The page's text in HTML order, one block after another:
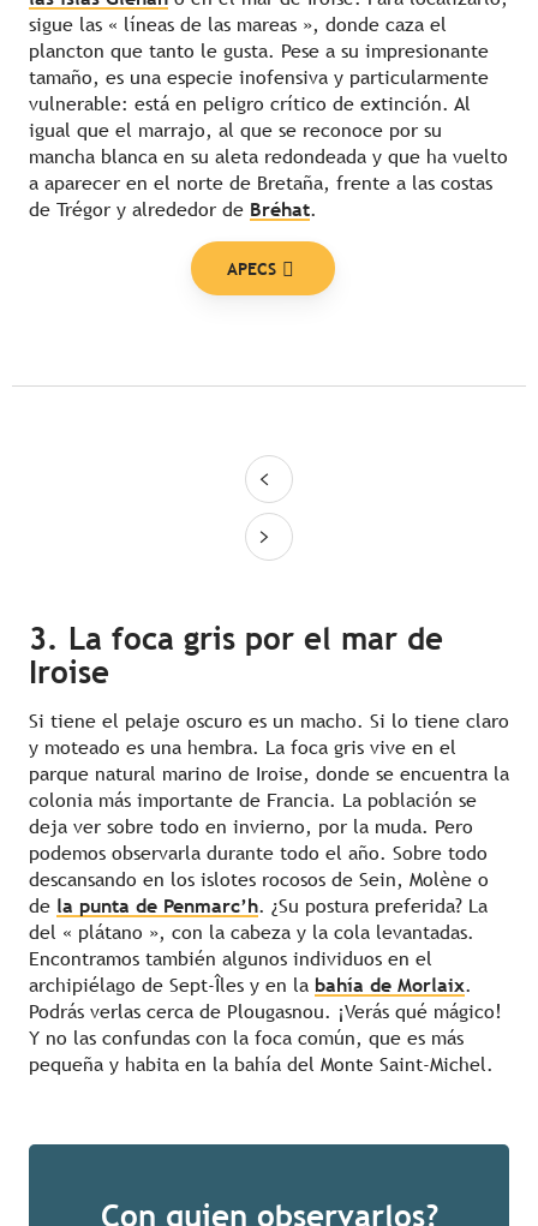
sigue las « líneas de las mareas », donde caza el
plancton que tanto le gusta. Pese a su impresionante
tamaño, es una especie inofensiva y particularmente
vulnerable: está en peligro crítico de extinción. Al
igual que el marrajo, al que se reconoce por su
mancha blanca en su aleta redondeada y que ha vuelto
a aparecer en el norte de Bretaña, frente a las costas
de Trégor y alrededor de Bréhat.
APECS
3. La foca gris por el mar de
Iroise
Si tiene el pelaje oscuro es un macho. Si lo tiene claro
y moteado es una hembra. La foca gris vive en el
parque natural marino de Iroise, donde se encuentra la
colonia más importante de Francia. La población se
deja ver sobre todo en invierno, por la muda. Pero
podemos observarla durante todo el año. Sobre todo
descansando en los islotes rocosos de Sein, Molène o
de la punta de Penmarc’h. ¿Su postura preferida? La
del « plátano », con la cabeza y la cola levantadas.
Encontramos también algunos individuos en el
archipiélago de Sept-Îles y en la bahía de Morlaix.
Podrás verlas cerca de Plougasnou. ¡Verás qué mágico!
Y no las confundas con la foca común, que es más
pequeña y habita en la bahía del Monte Saint-Michel.
Con quien observarlos?